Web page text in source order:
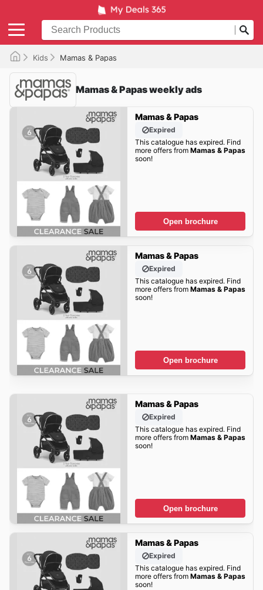
Kids Mamas & Papas
Mamas & Papas weekly ads
Mamas & Papas
Expired
This catalogue has expired. Find
more offers from Mamas & Papas
soon!
Open brochure
Mamas & Papas
Expired
This catalogue has expired. Find
more offers from Mamas & Papas
soon!
Open brochure
Mamas & Papas
Expired
This catalogue has expired. Find
more offers from Mamas & Papas
soon!
Open brochure
Mamas & Papas
Expired
This catalogue has expired. Find
more offers from Mamas & Papas
soon!